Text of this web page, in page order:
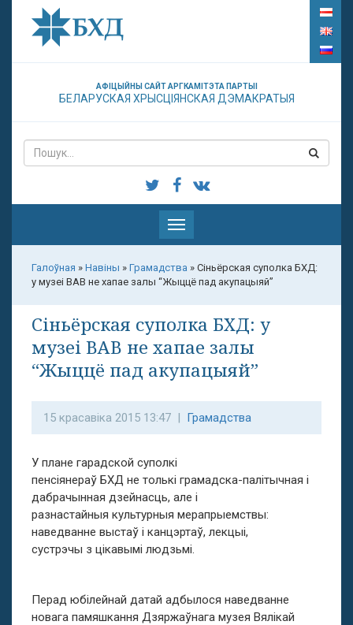
АФІЦЫЙНЫ САЙТ АРГКАМІТЭТА ПАРТЫІ
БЕЛАРУСКАЯ ХРЫСЦІЯНСКАЯ ДЭМАКРАТЫЯ
Паказаць
меню
Галоўная » Навіны » Грамадства » Сіньёрская суполка БХД:
у музеі ВАВ не хапае залы “Жыццё пад акупацыяй”
Сіньёрская суполка БХД: у
музеі ВАВ не хапае залы
“Жыццё пад акупацыяй”
15 красавіка 2015 13:47 | Грамадства
У плане гарадской суполкі
пенсіянераў БХД не толькі грамадска-палітычная і
дабрачынная дзейнасць, але і
разнастайныя культурныя мерапрыемствы:
наведванне выстаў і канцэртаў, лекцыі,
сустрэчы з цікавымі людзьмі.
Перад юбілейнай датай адбылося наведванне
новага памяшкання Дзяржаўнага музея Вялікай